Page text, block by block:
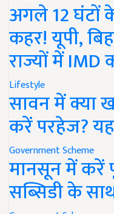
अगले 12 घंटों
कहर! यूपी,
राज्यों में
Lifestyle
सावन में क्या
करें परहेज?
Government Scheme
मानसून में करें
सब्सिडी के